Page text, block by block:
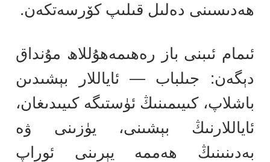
ھەدىسىنى دەلىل قىلىپ كۆرسەتكەن.
ئىمام ئىبنى باز رەھىمەھۇللاھ مۇنداق
دېگەن: جىلباب — ئاياللار بېشىدىن
باشلاپ، كىيىمىنىڭ ئۈستىگە كىيىدىغان،
ئاياللارنىڭ بېشىنى، يۈزىنى ۋە
بەدىنىنىڭ ھەممە يېرىنى ئوراپ